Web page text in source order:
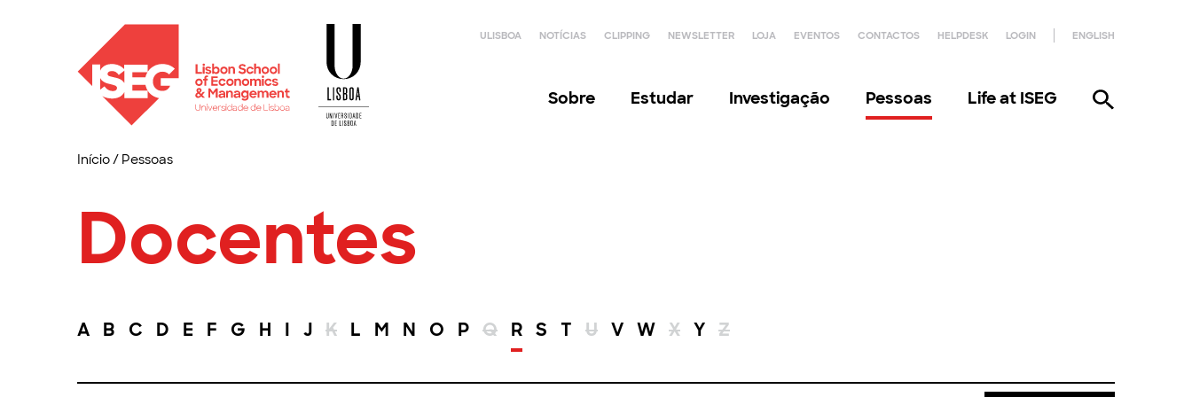
ULISBOA NOTÍCIAS CLIPPING NEWSLETTER LOJA EVENTOS CONTACTOS HELPDESK LOGIN ENGLISH
Sobre Estudar Investigação Pessoas Life at ISEG
Início/ Pessoas
Docentes
A B C D E F G H I J K L M N O P Q R S T U V W X Y Z